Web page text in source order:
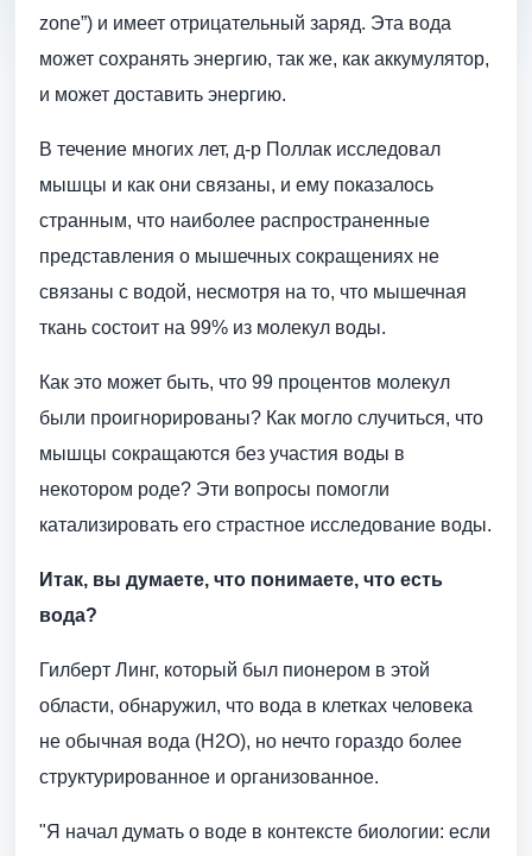
zone”) и имеет отрицательный заряд. Эта вода
может сохранять энергию, так же, как аккумулятор,
и может доставить энергию.
В течение многих лет, д-р Поллак исследовал
мышцы и как они связаны, и ему показалось
странным, что наиболее распространенные
представления о мышечных сокращениях не
связаны с водой, несмотря на то, что мышечная
ткань состоит на 99% из молекул воды.
Как это может быть, что 99 процентов молекул
были проигнорированы? Как могло случиться, что
мышцы сокращаются без участия воды в
некотором роде? Эти вопросы помогли
катализировать его страстное исследование воды.
Итак, вы думаете, что понимаете, что есть
вода?
Гилберт Линг, который был пионером в этой
области, обнаружил, что вода в клетках человека
не обычная вода (H2O), но нечто гораздо более
структурированное и организованное.
"Я начал думать о воде в контексте биологии: если